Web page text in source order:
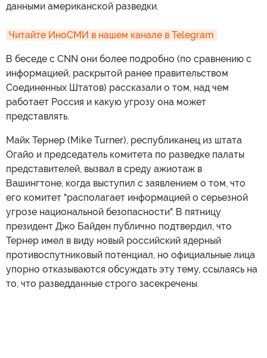
данными американской разведки.
Читайте ИноСМИ в нашем канале в Telegram
В беседе с CNN они более подробно (по сравнению с
информацией, раскрытой ранее правительством
Соединенных Штатов) рассказали о том, над чем
работает Россия и какую угрозу она может
представлять.
Майк Тернер (Mike Turner), республиканец из штата
Огайо и председатель комитета по разведке палаты
представителей, вызвал в среду ажиотаж в
Вашингтоне, когда выступил с заявлением о том, что
его комитет "располагает информацией о серьезной
угрозе национальной безопасности". В пятницу
президент Джо Байден публично подтвердил, что
Тернер имел в виду новый российский ядерный
противоспутниковый потенциал, но официальные лица
упорно отказываются обсуждать эту тему, ссылаясь на
то, что разведданные строго засекречены.